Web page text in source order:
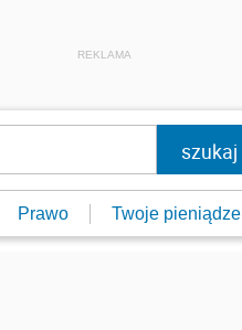
REKLAMA
Prawo Twoje pieniądze